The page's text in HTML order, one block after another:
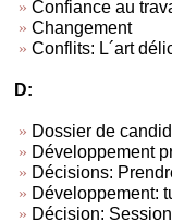
Confiance au
Changement
Conflits: L´art
D:
Dossier de
Développement
Décisions:
Développement:
Décision: